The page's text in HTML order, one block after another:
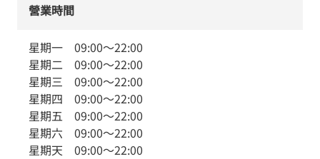
營業時間
星期一 09:00～22:00
星期二 09:00～22:00
星期三 09:00～22:00
星期四 09:00～22:00
星期五 09:00～22:00
星期六 09:00～22:00
星期天 09:00～22:00